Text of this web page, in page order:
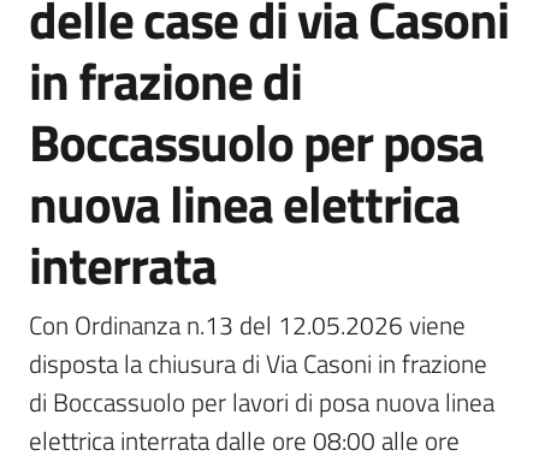
Prenotazione
appuntamento
Tutti
gli
Seguici
su
delle case di via Casoni
in frazione di
Boccassuolo per posa
nuova linea elettrica
interrata
Con Ordinanza n.13 del 12.05.2026 viene
disposta la chiusura di Via Casoni in frazione
di Boccassuolo per lavori di posa nuova linea
elettrica interrata dalle ore 08:00 alle ore